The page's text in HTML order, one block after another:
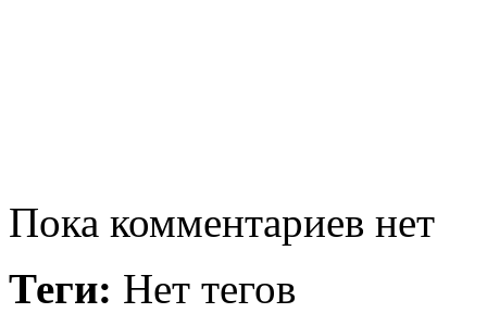
Пока комментариев нет
Теги: Нет тегов